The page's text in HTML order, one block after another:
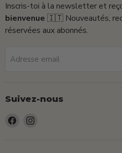
Inscris-toi à la newsletter et
bienvenue 🇮🇹 Nouveautés,
réservées aux abonnés.
Adresse email
Suivez-nous
Trouvez-